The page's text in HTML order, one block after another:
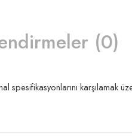
(0)
spesifikasyonlarını karşılamak